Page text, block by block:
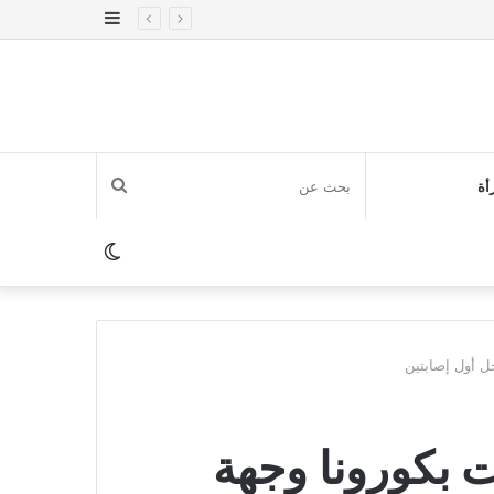
إضافة
بحث
عنالوضع
المظلم
بكورونا وجهة